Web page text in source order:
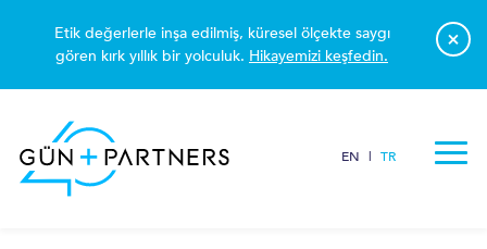
EN | TR
×
Etik değerlerle inşa edilmiş, küresel ölçekte saygı
gören kırk yıllık bir yolculuk. Hikayemizi keşfedin.
BÜROMUZ
ŞIRKETLER VE TICARET
YAYINLAR